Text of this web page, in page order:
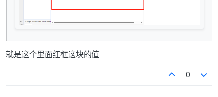
就是这个里面红框这块的值
0